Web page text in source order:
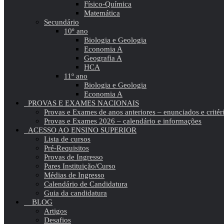
Físico-Química
Matemática
Secundário
10º ano
Biologia e Geologia
Economia A
Geografia A
HCA
11º ano
Biologia e Geologia
Economia A
PROVAS E EXAMES NACIONAIS
Provas e Exames de anos anteriores – enunciados e
Provas e Exames 2026 – calendário e informações
ACESSO AO ENSINO SUPERIOR
Lista de cursos
Pré-Requisitos
Provas de Ingresso
Pares Instituição/Curso
Médias de Ingresso
Calendário de Candidatura
Guia da candidatura
BLOG
Artigos
Desafios